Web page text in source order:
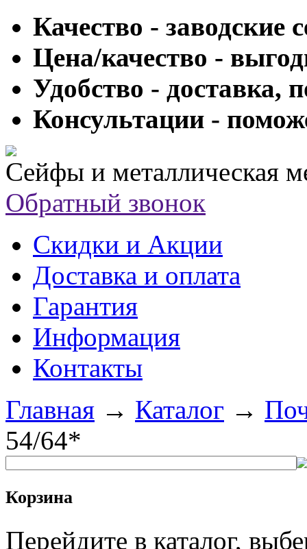
Качество - заводские
Цена/качество -
Удобство - доставка,
Консультации -
Сейфы и металлическая
Обратный звонок
Скидки и Акции
Доставка и оплата
Гарантия
Информация
Контакты
Главная → Каталог →
54/64*
Корзина
Перейдите в каталог,